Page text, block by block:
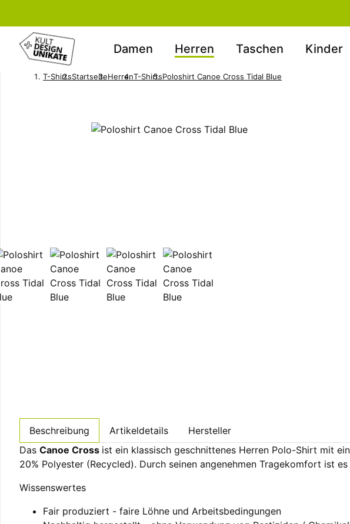
Damen Herren Taschen Kinder
T-ShirtsStartseiteHerrenT-ShirtsPoloshirt Canoe Cross Tidal Blue
Beschreibung Artikeldetails
Hersteller
Das Canoe Cross ist ein klassisch geschnittenes Herren Polo-Shirt mit
20% Polyester (Recycled). Durch seinen angenehmen Tragekomfort ist
Wissenswertes
Fair produziert - faire Löhne und Arbeitsbedingungen